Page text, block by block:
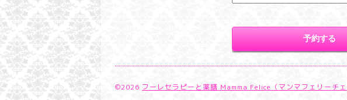
©2026 フーレセラピーと薬膳 Mamma Felice（マンマフェリーチェ